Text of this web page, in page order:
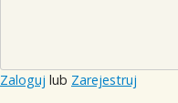
Zaloguj lub Zarejestruj